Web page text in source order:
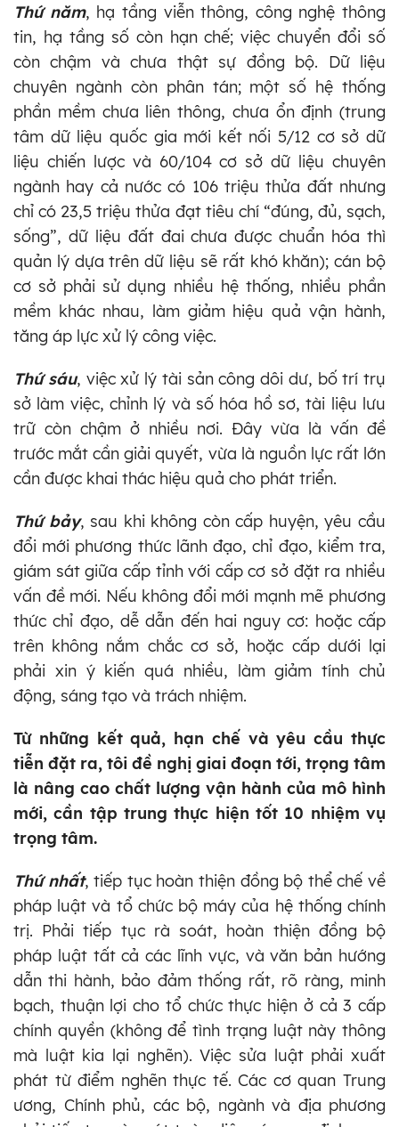
Thứ năm, hạ tầng viễn thông, công nghệ thông
tin, hạ tầng số còn hạn chế; việc chuyển đổi số
còn chậm và chưa thật sự đồng bộ. Dữ liệu
chuyên ngành còn phân tán; một số hệ thống
phần mềm chưa liên thông, chưa ổn định (trung
tâm dữ liệu quốc gia mới kết nối 5/12 cơ sở dữ
liệu chiến lược và 60/104 cơ sở dữ liệu chuyên
ngành hay cả nước có 106 triệu thửa đất nhưng
chỉ có 23,5 triệu thửa đạt tiêu chí “đúng, đủ, sạch,
sống”, dữ liệu đất đai chưa được chuẩn hóa thì
quản lý dựa trên dữ liệu sẽ rất khó khăn); cán bộ
cơ sở phải sử dụng nhiều hệ thống, nhiều phần
mềm khác nhau, làm giảm hiệu quả vận hành,
tăng áp lực xử lý công việc.
Thứ sáu, việc xử lý tài sản công dôi dư, bố trí trụ
sở làm việc, chỉnh lý và số hóa hồ sơ, tài liệu lưu
trữ còn chậm ở nhiều nơi. Đây vừa là vấn đề
trước mắt cần giải quyết, vừa là nguồn lực rất lớn
cần được khai thác hiệu quả cho phát triển.
Thứ bảy, sau khi không còn cấp huyện, yêu cầu
đổi mới phương thức lãnh đạo, chỉ đạo, kiểm tra,
giám sát giữa cấp tỉnh với cấp cơ sở đặt ra nhiều
vấn đề mới. Nếu không đổi mới mạnh mẽ phương
thức chỉ đạo, dễ dẫn đến hai nguy cơ: hoặc cấp
trên không nắm chắc cơ sở, hoặc cấp dưới lại
phải xin ý kiến quá nhiều, làm giảm tính chủ
động, sáng tạo và trách nhiệm.
Từ những kết quả, hạn chế và yêu cầu thực
tiễn đặt ra, tôi đề nghị giai đoạn tới, trọng tâm
là nâng cao chất lượng vận hành của mô hình
mới, cần tập trung thực hiện tốt 10 nhiệm vụ
trọng tâm.
Thứ nhất, tiếp tục hoàn thiện đồng bộ thể chế về
pháp luật và tổ chức bộ máy của hệ thống chính
trị. Phải tiếp tục rà soát, hoàn thiện đồng bộ
pháp luật tất cả các lĩnh vực, và văn bản hướng
dẫn thi hành, bảo đảm thống rất, rõ ràng, minh
bạch, thuận lợi cho tổ chức thực hiện ở cả 3 cấp
chính quyền (không để tình trạng luật này thông
mà luật kia lại nghẽn). Việc sửa luật phải xuất
phát từ điểm nghẽn thực tế. Các cơ quan Trung
ương, Chính phủ, các bộ, ngành và địa phương